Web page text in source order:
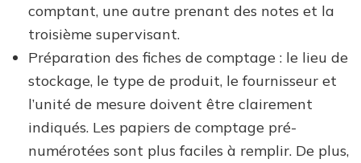
comptant, une autre prenant des notes et la
troisième supervisant.
Préparation des fiches de comptage : le lieu de
stockage, le type de produit, le fournisseur et
l’unité de mesure doivent être clairement
indiqués. Les papiers de comptage pré-
numérotées sont plus faciles à remplir. De plus,